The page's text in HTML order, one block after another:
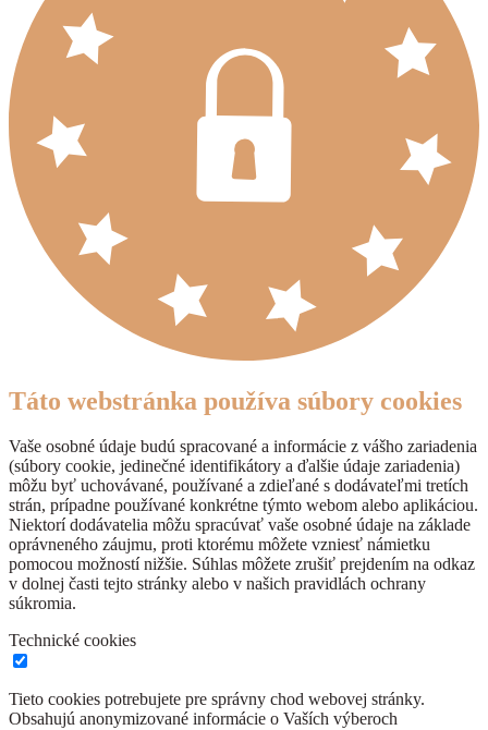
Táto webstránka používa súbory cookies
Vaše osobné údaje budú spracované a informácie z vášho zariadenia
(súbory cookie, jedinečné identifikátory a ďalšie údaje zariadenia)
môžu byť uchovávané, používané a zdieľané s dodávateľmi tretích
strán, prípadne používané konkrétne týmto webom alebo aplikáciou.
Niektorí dodávatelia môžu spracúvať vaše osobné údaje na základe
oprávneného záujmu, proti ktorému môžete vzniesť námietku
pomocou možností nižšie. Súhlas môžete zrušiť prejdením na odkaz
v dolnej časti tejto stránky alebo v našich pravidlách ochrany
súkromia.
Technické cookies
Tieto cookies potrebujete pre správny chod webovej stránky.
Obsahujú anonymizované informácie o Vaších výberoch